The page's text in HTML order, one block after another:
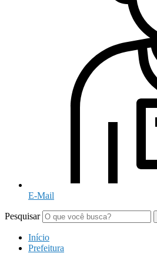
E-Mail
Pesquisar
Início
Prefeitura